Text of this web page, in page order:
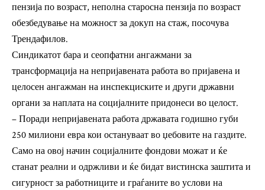
пензија по возраст, неполна старосна пензија по возраст
обезбедување на можност за докуп на стаж, посочува
Трендафилов.
Синдикатот бара и сеопфатни ангажмани за
трансформација на непријавената работа во пријавена и
целосен ангажман на инспекциските и други државни
органи за наплата на социјалните придонеси во целост.
– Поради непријавената работа државата годишно губи
250 милиони евра кои остануваат во џебовите на газдите.
Само на овој начин социјалните фондови можат и ќе
станат реални и одржливи и ќе бидат вистинска заштита и
сигурност за работниците и граѓаните во услови на